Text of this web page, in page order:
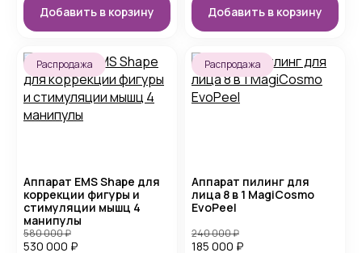
Добавить в корзину Добавить в корзину
Распродажа
Аппарат EMS Shape для
коррекции фигуры и
стимуляции мышц 4
манипулы
530 000 ₽
580 000₽
Распродажа
Аппарат пилинг для
лица 8 в 1 MagiCosmo
EvoPeel
185 000 ₽
240 000₽